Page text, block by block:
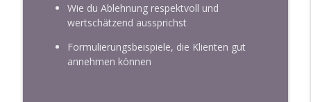
Hypnose und Hypnosetherapie lernen
Wie du Ablehnung respektvoll und
wertschätzend aussprichst
Formulierungsbeispiele, die Klienten gut
annehmen können